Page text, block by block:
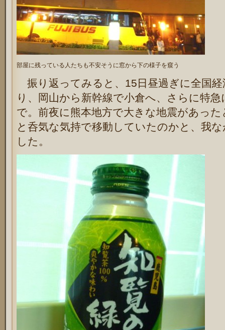
部屋に残っている人たちも不安そうに窓から下の様子を窺う
振り返ってみると、15日昼過ぎに全国
り、岡山から新幹線で小倉へ、さらに特
で。前夜に熊本地方で大きな地震があっ
と呑気な気持で移動していたのかと、我
した。